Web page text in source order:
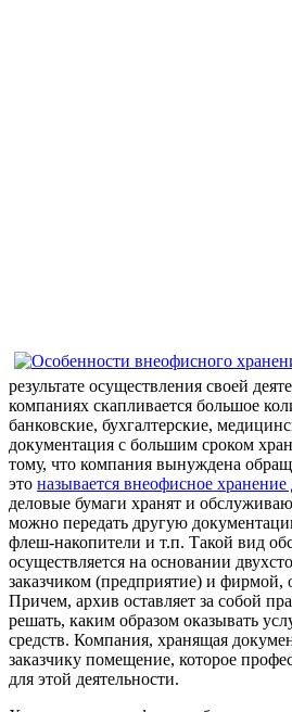
результате осуществления своей
компаниях скапливается большое
банковские, бухгалтерские,
документация с большим сроком
тому, что компания вынуждена
это называется внеофисное
деловые бумаги хранят и
можно передать другую
флеш-накопители и т.п. Такой вид
осуществляется на основании
заказчиком (предприятие) и фирмой,
Причем, архив оставляет за собой
решать, каким образом оказывать
средств. Компания, хранящая
заказчику помещение, которое
для этой деятельности.